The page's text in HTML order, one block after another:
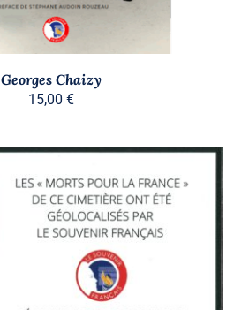
Georges Chaizy
15,00 €